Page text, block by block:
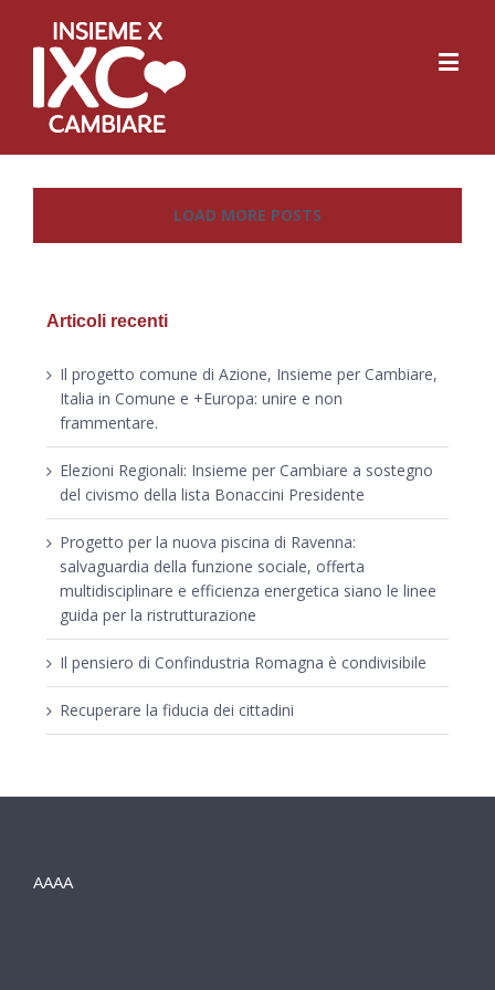
LOAD MORE POSTS
Articoli recenti
Il progetto comune di Azione, Insieme per Cambiare,
Italia in Comune e +Europa: unire e non
frammentare.
Elezioni Regionali: Insieme per Cambiare a sostegno
del civismo della lista Bonaccini Presidente
Progetto per la nuova piscina di Ravenna:
salvaguardia della funzione sociale, offerta
multidisciplinare e efficienza energetica siano le linee
guida per la ristrutturazione
Il pensiero di Confindustria Romagna è condivisibile
Recuperare la fiducia dei cittadini
AAAA